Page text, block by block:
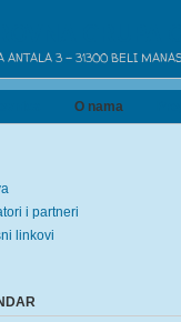
ANTALA 3 - 31300 BELI
O nama
i partneri
linkovi